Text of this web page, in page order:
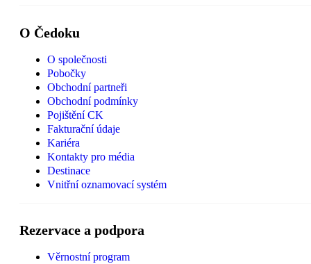
O Čedoku
O společnosti
Pobočky
Obchodní partneři
Obchodní podmínky
Pojištění CK
Fakturační údaje
Kariéra
Kontakty pro média
Destinace
Vnitřní oznamovací systém
Rezervace a podpora
Věrnostní program